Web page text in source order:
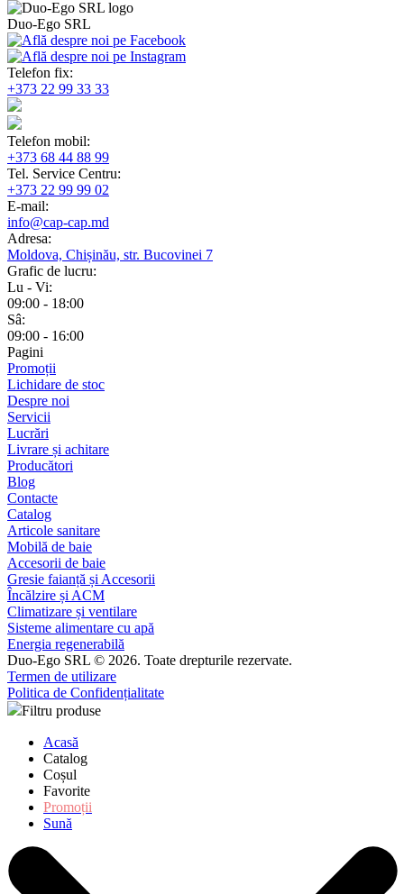
Duo-Ego SRL
Telefon fix:
+373 22 99 33 33
Telefon mobil:
+373 68 44 88 99
Tel. Service Centru:
+373 22 99 99 02
E-mail:
info@cap-cap.md
Adresa:
Moldova, Chișinău, str. Bucovinei 7
Grafic de lucru:
Lu - Vi:
09:00 - 18:00
Sâ:
09:00 - 16:00
Pagini
Promoții
Lichidare de stoc
Despre noi
Servicii
Lucrări
Livrare și achitare
Producători
Blog
Contacte
Catalog
Articole sanitare
Mobilă de baie
Accesorii de baie
Gresie faianță și Accesorii
Încălzire și ACM
Climatizare și ventilare
Sisteme alimentare cu apă
Energia regenerabilă
Duo-Ego SRL © 2026. Toate drepturile rezervate.
Termen de utilizare
Politica de Confidențialitate
Filtru produse
Acasă
Catalog
Coșul
Favorite
Promoții
Sună